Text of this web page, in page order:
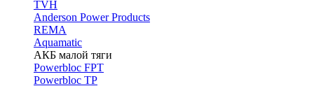
TVH
Anderson Power Products
REMA
Aquamatic
АКБ малой тяги
Powerbloc FPT
Powerbloc TP